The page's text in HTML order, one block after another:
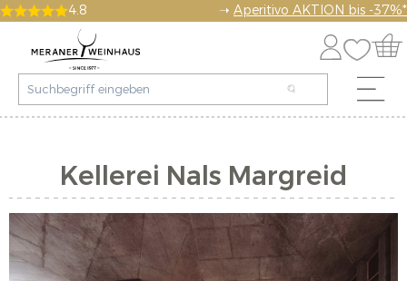
4.8 ➝ Aperitivo AKTION bis -37%*
Kellerei Nals Margreid